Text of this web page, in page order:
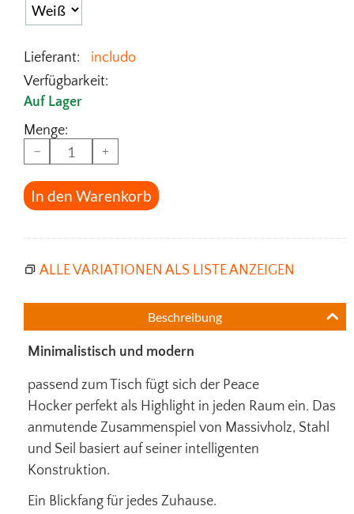
Lieferant:
includo
Verfügbarkeit:
Auf Lager
Menge:
−
+
In den Warenkorb
ALLE VARIATIONEN ALS LISTE ANZEIGEN
Beschreibung
Minimalistisch und modern
passend zum Tisch fügt sich der Peace
Hocker perfekt als Highlight in jeden Raum ein. Das
anmutende Zusammenspiel von Massivholz, Stahl
und Seil basiert auf seiner intelligenten
Konstruktion.
Ein Blickfang für jedes Zuhause.